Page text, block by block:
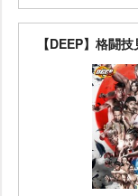
【DEEP】格闘